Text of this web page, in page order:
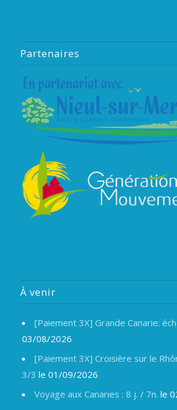
Partenaires
À venir
[Paiement 3X] Grande Canarie:
03/08/2026
[Paiement 3X] Croisière sur le
3/3 le 01/09/2026
Voyage aux Canaries : 8 j. / 7n. le